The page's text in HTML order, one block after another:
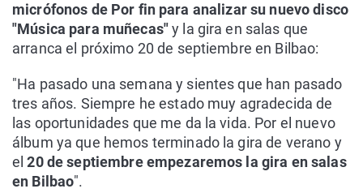
micrófonos de Por fin para analizar su nuevo disco
"Música para muñecas"y la gira en salas que
arranca el próximo 20 de septiembre en Bilbao:
"Ha pasado una semana y sientes que han pasado
tres años. Siempre he estado muy agradecida de
las oportunidades que me da la vida. Por el nuevo
álbum ya que hemos terminado la gira de verano y
el 20 de septiembre empezaremos la gira en salas
en Bilbao".